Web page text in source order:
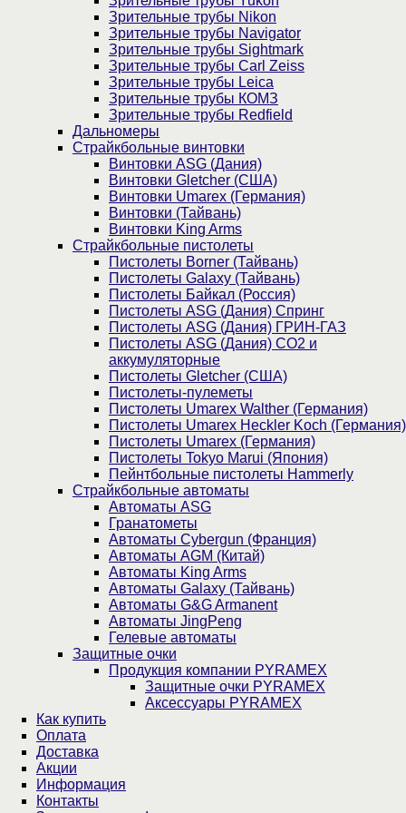
Зрительные трубы Nikon
Зрительные трубы Navigator
Зрительные трубы Sightmark
Зрительные трубы Carl Zeiss
Зрительные трубы Leica
Зрительные трубы КОМЗ
Зрительные трубы Redfield
Дальномеры
Страйкбольные винтовки
Винтовки ASG (Дания)
Винтовки Gletcher (США)
Винтовки Umarex (Германия)
Винтовки (Тайвань)
Винтовки King Arms
Страйкбольные пистолеты
Пистолеты Borner (Тайвань)
Пистолеты Galaxy (Тайвань)
Пистолеты Байкал (Россия)
Пистолеты ASG (Дания) Спринг
Пистолеты ASG (Дания) ГРИН-ГАЗ
Пистолеты ASG (Дания) CO2 и
аккумуляторные
Пистолеты Gletcher (США)
Пистолеты-пулеметы
Пистолеты Umarex Walther (Германия)
Пистолеты Umarex Heckler Koch (Германия)
Пистолеты Umarex (Германия)
Пистолеты Tokyo Marui (Япония)
Пейнтбольные пистолеты Hammerly
Страйкбольные автоматы
Автоматы ASG
Гранатометы
Автоматы Cybergun (Франция)
Автоматы AGM (Китай)
Автоматы King Arms
Автоматы Galaxy (Тайвань)
Автоматы G&G Armanent
Автоматы JingPeng
Гелевые автоматы
Защитные очки
Продукция компании PYRAMEX
Защитные очки PYRAMEX
Аксессуары PYRAMEX
Как купить
Оплата
Доставка
Акции
Информация
Контакты